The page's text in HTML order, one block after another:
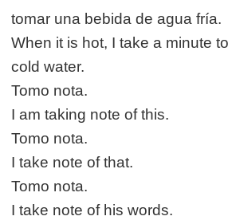
tomar una bebida de agua fría.
When it is hot, I take a minute
cold water.
Tomo nota.
I am taking note of this.
Tomo nota.
I take note of that.
Tomo nota.
I take note of his words.